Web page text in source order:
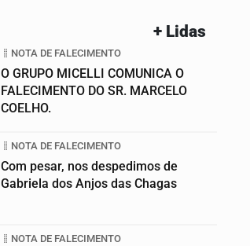
+ Lidas
NOTA DE FALECIMENTO
O GRUPO MICELLI COMUNICA O
FALECIMENTO DO SR. MARCELO
COELHO.
NOTA DE FALECIMENTO
Com pesar, nos despedimos de
Gabriela dos Anjos das Chagas
NOTA DE FALECIMENTO